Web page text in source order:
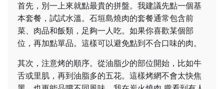
首先，別一上來就點最貴的拼盤。我建議先點一個基
本套餐，試試水溫。石垣島燒肉的套餐通常包含前
菜、肉品和飯類，足夠一人吃。如果你喜歡某個部
位，再加點單品。這樣可以避免點到不合口味的肉。
其次，注意烤的順序。從油脂少的部位開始，比如牛
舌或里肌，再到油脂多的五花。這樣烤網不會太快焦